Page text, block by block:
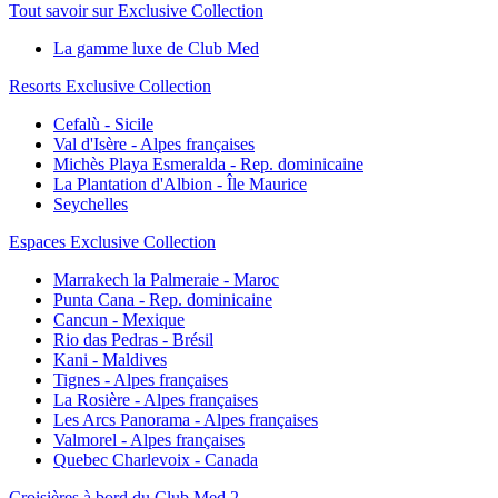
Tout savoir sur Exclusive Collection
La gamme luxe de Club Med
Resorts Exclusive Collection
Cefalù - Sicile
Val d'Isère - Alpes françaises
Michès Playa Esmeralda - Rep. dominicaine
La Plantation d'Albion - Île Maurice
Seychelles
Espaces Exclusive Collection
Marrakech la Palmeraie - Maroc
Punta Cana - Rep. dominicaine
Cancun - Mexique
Rio das Pedras - Brésil
Kani - Maldives
Tignes - Alpes françaises
La Rosière - Alpes françaises
Les Arcs Panorama - Alpes françaises
Valmorel - Alpes françaises
Quebec Charlevoix - Canada